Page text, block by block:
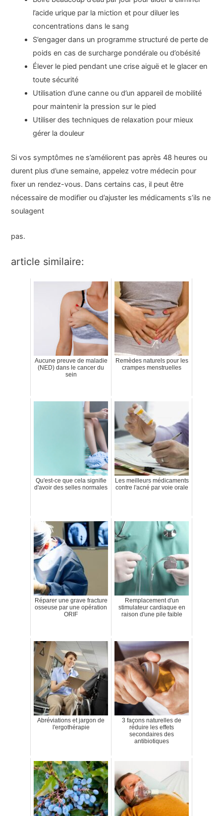
l’acide urique par la miction et pour diluer les
concentrations dans le sang
S’engager dans un programme structuré de perte de
poids en cas de surcharge pondérale ou d’obésité
Élever le pied pendant une crise aiguë et le glacer en
toute sécurité
Utilisation d’une canne ou d’un appareil de mobilité
pour maintenir la pression sur le pied
Utiliser des techniques de relaxation pour mieux
gérer la douleur
Si vos symptômes ne s’améliorent pas après 48 heures ou
durent plus d’une semaine, appelez votre médecin pour
fixer un rendez-vous. Dans certains cas, il peut être
nécessaire de modifier ou d’ajuster les médicaments s’ils ne
soulagent
pas.
article similaire:
Aucune preuve de maladie
(NED) dans le cancer du
sein
Remèdes naturels pour les
crampes menstruelles
Qu'est-ce que cela signifie
d'avoir des selles normales
Les meilleurs médicaments
contre l'acné par voie orale
Réparer une grave fracture
osseuse par une opération
ORIF
Remplacement d'un
stimulateur cardiaque en
raison d'une pile faible
Abréviations et jargon de
l'ergothérapie
3 façons naturelles de
réduire les effets
secondaires des
antibiotiques